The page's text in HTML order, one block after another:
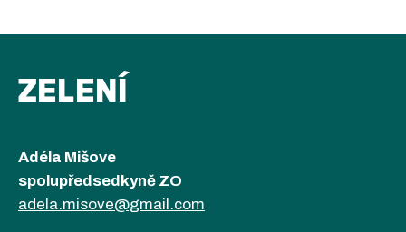
ZELENÍ
Adéla Mišove
spolupředsedkyně ZO
adela.misove@gmail.com